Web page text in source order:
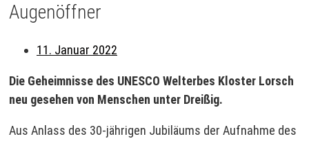
Augenöffner
11. Januar 2022
Die Geheimnisse des UNESCO Welterbes Kloster Lorsch
neu gesehen von Menschen unter Dreißig.
Aus Anlass des 30-jährigen Jubiläums der Aufnahme des